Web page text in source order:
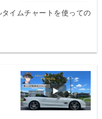
イムチャートを使っての